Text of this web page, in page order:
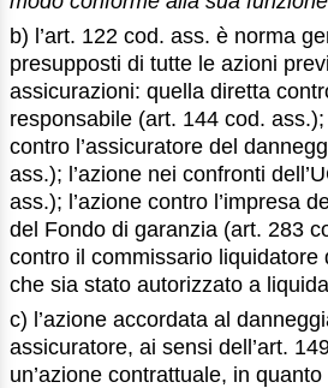
b) l’art. 122 cod. ass. è norma
presupposti di tutte le azioni
assicurazioni: quella diretta
responsabile (art. 144 cod. ass.);
contro l’assicuratore del
ass.); l’azione nei confronti
ass.); l’azione contro l’impresa
del Fondo di garanzia (art. 283
contro il commissario liquidatore
che sia stato autorizzato a
c) l’azione accordata al
assicuratore, ai sensi dell’art.
un’azione contrattuale, in